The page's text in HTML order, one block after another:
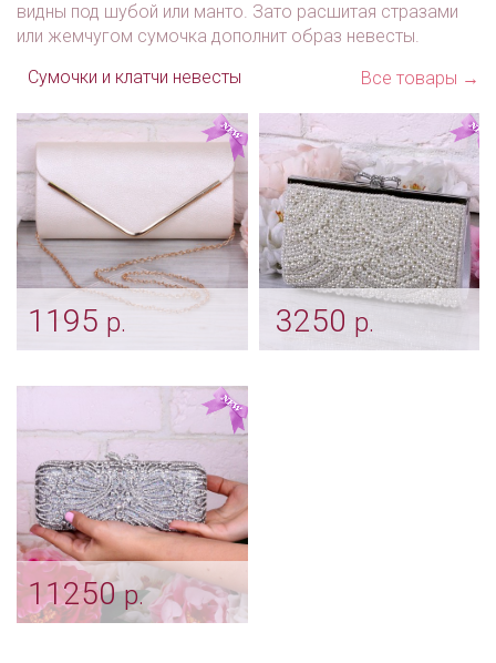
видны под шубой или манто. Зато расшитая стразами
или жемчугом сумочка дополнит образ невесты.
Все товары →
Сумочки и клатчи невесты
1195 р.
"Конверт" айвори
3250 р.
11250р.